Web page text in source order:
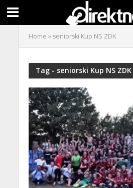
Home » seniorski Kup NS ZDK
Tag - seniorski Kup NS ZDK